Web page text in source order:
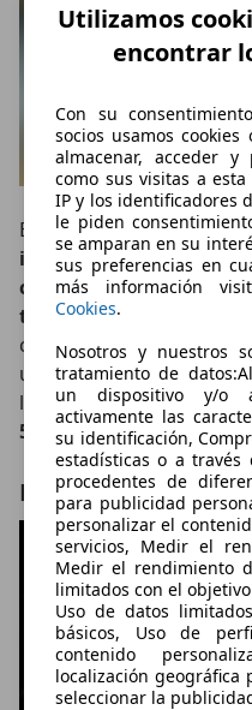
Utilizamos
encontrar
Con su
socios usamos
almacenar, acceder y
como sus visitas a
IP y los identificadores
le piden
se amparan en su
sus preferencias en
más información
Cookies.
Nosotros y nuestros
tratamiento de
un dispositivo y/o
activamente las
su identificación,
estadísticas o a través
procedentes de
para publicidad
personalizar el
servicios, Medir el
Medir el rendimiento
limitados con el
Uso de datos
básicos, Uso de
contenido
localización geográfica
seleccionar la
BMW también introduce
inserciones de pizarra
cristal, además de
techo panorámico de
carga, las versiones
un maletero de entre655
los híbridos enchufables
525 litrosdebido a la
Motor, batería y